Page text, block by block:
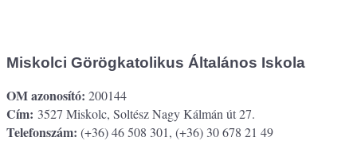
Miskolci Görögkatolikus Általános Iskola
OM azonosító: 200144
Cím: 3527 Miskolc, Soltész Nagy Kálmán út 27.
Telefonszám: (+36) 46 508 301, (+36) 30 678 21 49